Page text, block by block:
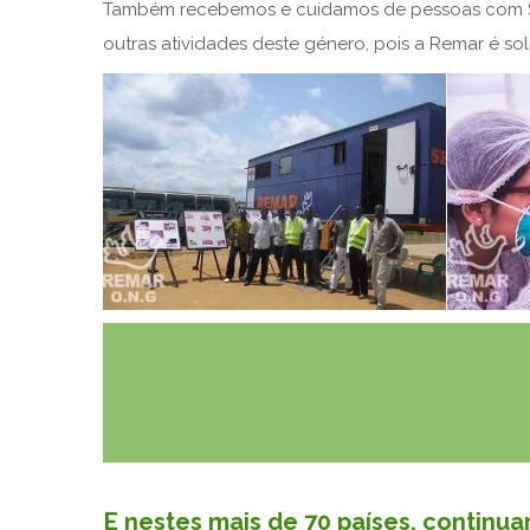
Também recebemos e cuidamos de pessoas
outras atividades deste género, pois a Remar é
E nestes mais de 70 países,